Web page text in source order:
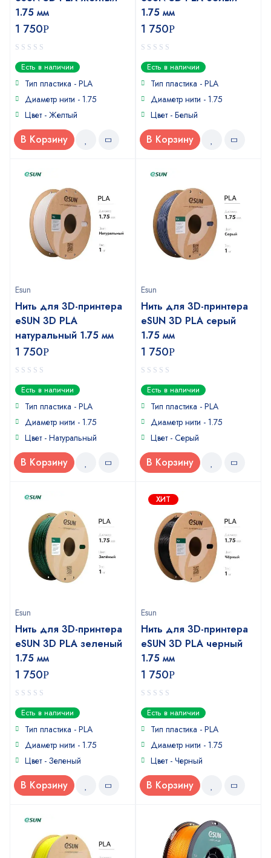
1.75 мм
1 750Р
0
out
of
Есть в наличии
Тип пластика - PLA
Диаметр нити - 1.75
Цвет - Желтый
В Корзину
1.75 мм
1 750Р
0
out
of
Есть в наличии
Тип пластика - PLA
Диаметр нити - 1.75
Цвет - Белый
В Корзину
Esun
Нить для 3D-принтера
eSUN 3D PLA
натуральный 1.75 мм
1 750Р
0
out
of
Есть в наличии
Тип пластика - PLA
Диаметр нити - 1.75
Цвет - Натуральный
В Корзину
Esun
Нить для 3D-принтера
eSUN 3D PLA серый
1.75 мм
1 750Р
0
out
of
Есть в наличии
Тип пластика - PLA
Диаметр нити - 1.75
Цвет - Серый
В Корзину
Esun
Нить для 3D-принтера
eSUN 3D PLA зеленый
1.75 мм
1 750Р
0
out
of
Есть в наличии
Тип пластика - PLA
Диаметр нити - 1.75
Цвет - Зеленый
В Корзину
ХИТ
Esun
Нить для 3D-принтера
eSUN 3D PLA черный
1.75 мм
1 750Р
0
out
of
Есть в наличии
Тип пластика - PLA
Диаметр нити - 1.75
Цвет - Черный
В Корзину